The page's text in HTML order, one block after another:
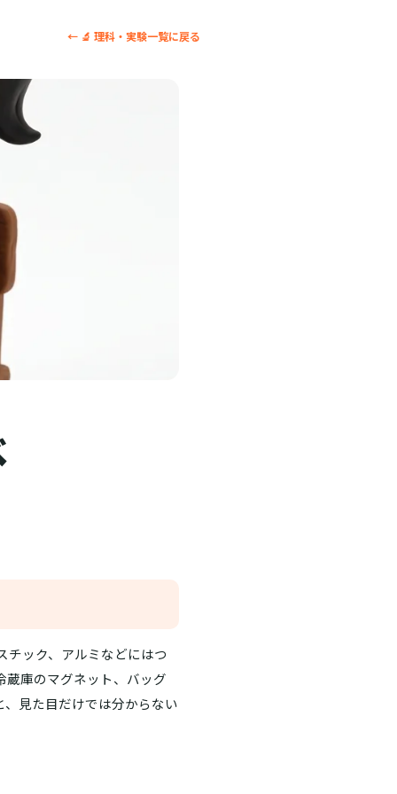
← 🔬 理科・実験一覧に戻る
ック、アルミなどにはつ
庫のマグネット、バッグ
見た目だけでは分からない